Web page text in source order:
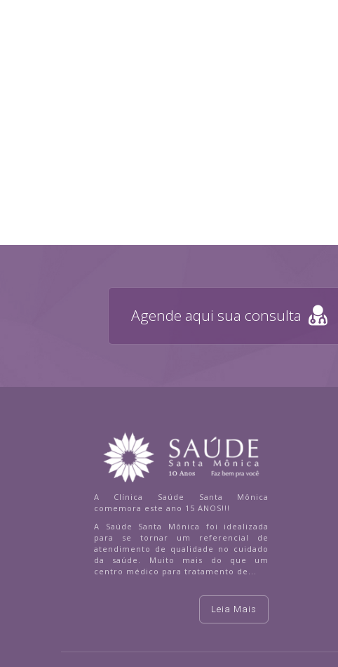
Agende aqui sua consulta
A Clínica Saúde Santa Mônica
comemora este ano 15 ANOS!!!
A Saúde Santa Mônica foi idealizada
para se tornar um referencial de
atendimento de qualidade no cuidado
da saúde. Muito mais do que um
centro médico para tratamento de...
Leia Mais